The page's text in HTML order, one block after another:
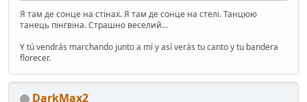
Я там де сонце на стінах. Я там де сонце на стелі. Танцюю
танець пінгвіна. Страшно веселий...
Y tú vendrás marchando junto a mí y así verás tu canto y tu bandera
florecer.
DarkMax2